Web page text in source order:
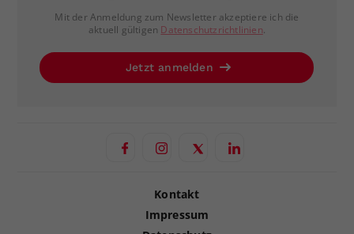
Mit der Anmeldung zum Newsletter akzeptiere ich die
aktuell gültigen Datenschutzrichtlinien.
Jetzt anmelden
Kontakt
Impressum